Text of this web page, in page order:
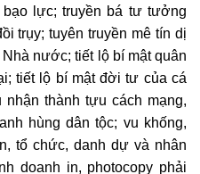
lực; truyền bá tư tưởng
trụy; tuyên truyền mê tín dị
nước; tiết lộ bí mật quân
tiết lộ bí mật đời tư của cá
thành tựu cách mạng,
hùng dân tộc; vu khống,
tổ chức, danh dự và nhân
doanh in, photocopy phải